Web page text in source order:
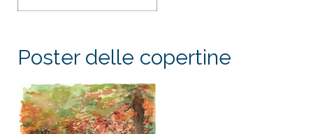
Poster delle copertine